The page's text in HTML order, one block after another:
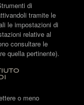
di
tramite le
le impostazioni di
relative al
consultare le
quella pertinente).
o meno